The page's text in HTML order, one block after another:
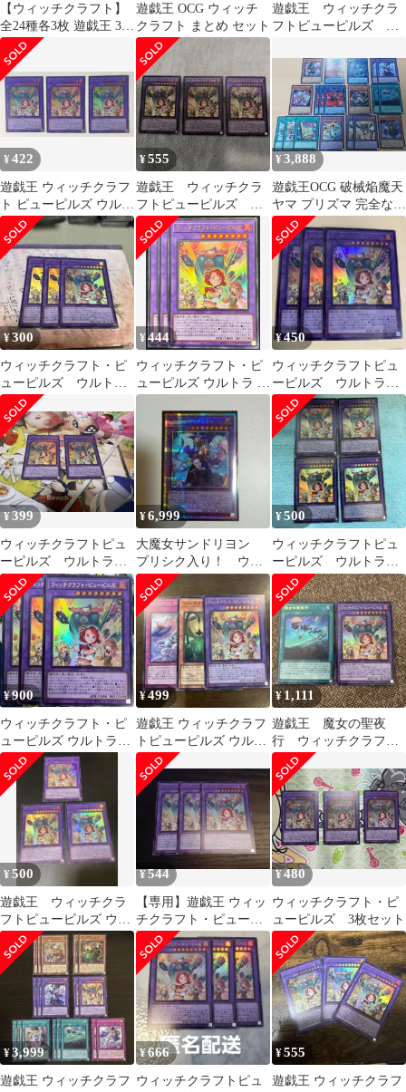
【ウィッチクラフト】
全24種各3枚 遊戯王 3コ
ン デッキ①
遊戯王 OCG ウィッチ
クラフト まとめ セット
遊戯王 ウィッチクラ
フトピューピルズ ウ
¥422
遊戯王 ウィッチクラフ
ト ピューピルズ ウルト
ラ 3枚セット 最安 セッ
ト割引可
¥555
遊戯王 ウィッチクラ
フトピューピルズ ウ
ルトラ 3枚
¥3,888
遊戯王OCG 破械焔魔天
ヤマ プリズマ 完全なる
世界シク ウル その他
19枚★
¥300
ウィッチクラフト・ピ
ューピルズ ウルトラ
レア3枚
¥444
ウィッチクラフト・ピ
ューピルズ ウルトラ 3
枚
¥450
ウィッチクラフトピュ
ーピルズ ウルトラ
３枚 RV01-JP026 遊戯
王
¥399
ウィッチクラフトピュ
ーピルズ ウルトラ 2
枚セット
¥6,999
大魔女サンドリヨン
プリシク入り！ ウィ
ッチクラフト デッキパ
ーツ まとめ売り
¥500
ウィッチクラフトピュ
ーピルズ ウルトラ 4
枚
¥900
ウィッチクラフト・ピ
ューピルズ ウルトラ3
枚
¥499
遊戯王 ウィッチクラフ
トピューピルズ ウルト
ラ RV01 まとめ売り
¥1,111
遊戯王 魔女の聖夜
行 ウィッチクラフト
ピューピルズ ウルト
ラ
¥500
遊戯王 ウィッチクラ
フトピューピルズ ウル
トラ 3枚 まとめ買い
OK
¥544
【専用】遊戯王 ウィッ
チクラフト・ピューピ
ルズ ウルトラレア 3枚
セット
¥480
ウィッチクラフト・ピ
ューピルズ 3枚セット
¥3,999
遊戯王 ウィッチクラフ
¥666
ウィッチクラフトピュ
¥555
遊戯王 ウィッチクラフ